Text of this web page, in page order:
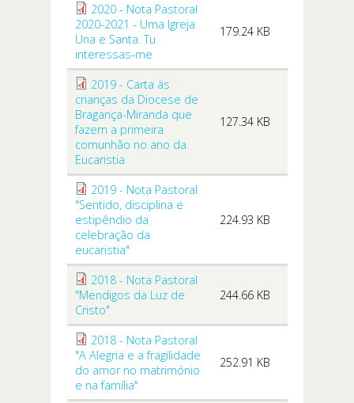
2020 - Nota Pastoral
2020-2021 - Uma Igreja
Una e Santa. Tu
interessas-me
179.24 KB
2019 - Carta às
crianças da Diocese de
Bragança-Miranda que
fazem a primeira
comunhão no ano da
Eucaristia
127.34 KB
2019 - Nota Pastoral
"Sentido, disciplina e
estipêndio da
celebração da
eucaristia"
224.93 KB
2018 - Nota Pastoral
"Mendigos da Luz de
Cristo"
244.66 KB
2018 - Nota Pastoral
"A Alegria e a fragilidade
do amor no matrimónio
e na família"
252.91 KB